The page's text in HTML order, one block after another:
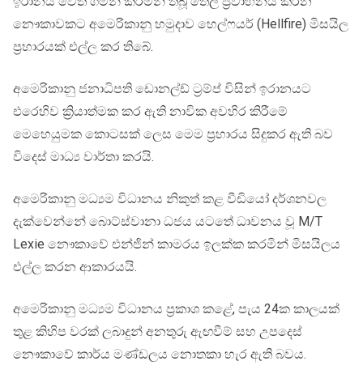
නෞකාවකට අමෙරිකානු හමුදාව හෙල්ෆයර් (Hellfire) මිසයිල
ප්‍රහාරයක් එල්ල කර තිබේ.
අමෙරිකානු ජනාධිපති ඩොනල්ඩ් ට්‍රම්ප් විසින් ඉරානයට
එරෙහිව ක්‍රියාත්මක කර ඇති නාවික අවහිර කිරීමේ
මෙහෙයුමක කොටසක් ලෙස මෙම ප්‍රහාරය සිදුකර ඇති බව
විදෙස් මාධ්‍ය වාර්තා කරයි.
අමෙරිකානු මධ්‍යම විධානය නිකුත් කළ වීඩියෝ දර්ශනවල
දැක්වෙන්නේ බොට්ස්වානා ධජය යටතේ ධාවනය වූ M/T
Lexie නෞකාවේ එන්ජින් කාමරය ඉලක්ක කරමින් මිසයිලය
එල්ල කරන ආකාරයයි.
අමෙරිකානු මධ්‍යම විධානය ප්‍රකාශ කළේ, පැය 24ක කාලයක්
තුළ කිහිප වරක් ලබාදුන් අනතුරු ඇඟවීම් සහ උපදෙස්
නෞකාවේ කාර්ය මණ්ඩලය නොතකා හැර ඇති බවය.